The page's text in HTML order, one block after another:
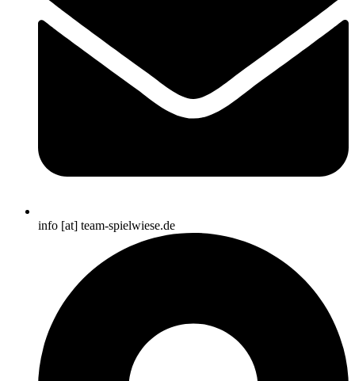
info [at] team-spielwiese.de